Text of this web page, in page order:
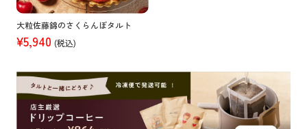
大粒佐藤錦のさくらんぼタルト
¥5,940 (税込)